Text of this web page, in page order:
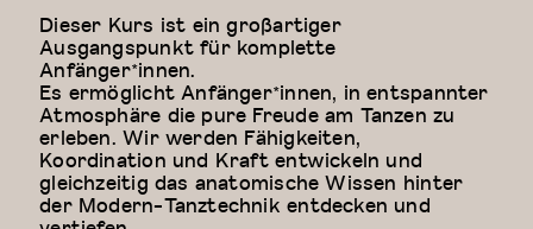
Dieser Kurs ist ein großartiger
Ausgangspunkt für komplette
Anfänger*innen.
Es ermöglicht Anfänger*innen, in entspannter
Atmosphäre die pure Freude am Tanzen zu
erleben. Wir werden Fähigkeiten,
Koordination und Kraft entwickeln und
gleichzeitig das anatomische Wissen hinter
der Modern-Tanztechnik entdecken und